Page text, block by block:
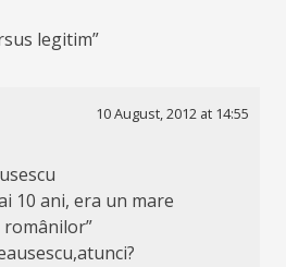
legitim”
10 August, 2012 at 14:55
10 ani, era un mare